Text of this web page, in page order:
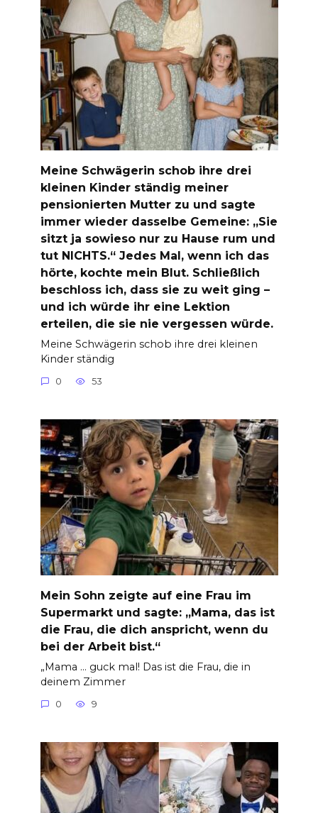
Meine Schwägerin schob ihre drei
kleinen Kinder ständig meiner
pensionierten Mutter zu und sagte
immer wieder dasselbe Gemeine: „Sie
sitzt ja sowieso nur zu Hause rum und
tut NICHTS.“ Jedes Mal, wenn ich das
hörte, kochte mein Blut. Schließlich
beschloss ich, dass sie zu weit ging –
und ich würde ihr eine Lektion
erteilen, die sie nie vergessen würde.
Meine Schwägerin schob ihre drei kleinen
Kinder ständig
0 53
Mein Sohn zeigte auf eine Frau im
Supermarkt und sagte: „Mama, das ist
die Frau, die dich anspricht, wenn du
bei der Arbeit bist.“
„Mama … guck mal! Das ist die Frau, die in
deinem Zimmer
0 9